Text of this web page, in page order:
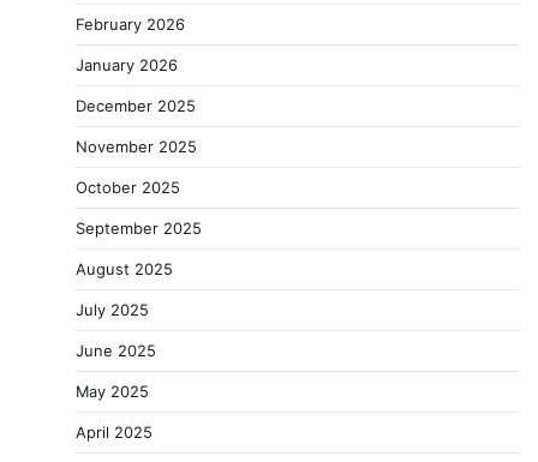
February 2026
January 2026
December 2025
November 2025
October 2025
September 2025
August 2025
July 2025
June 2025
May 2025
April 2025